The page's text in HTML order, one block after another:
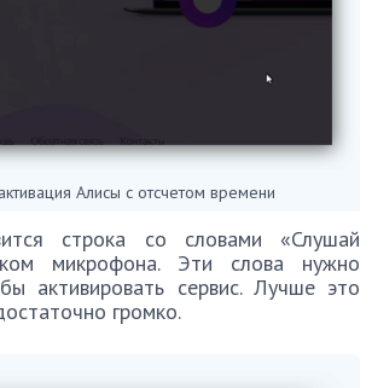
Алисы с отсчетом времени
строка со словами «Слушай
микрофона. Эти слова нужно
активировать сервис. Лучше это
громко.